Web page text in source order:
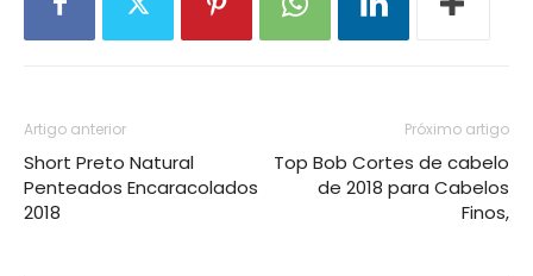
Artigo anterior
Short Preto Natural
Penteados Encaracolados
2018
Próximo artigo
Top Bob Cortes de cabelo
de 2018 para Cabelos
Finos,